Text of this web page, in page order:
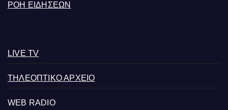
ΡΟΗ ΕΙΔΗΣΕΩΝ
LIVE TV
ΤΗΛΕΟΠΤΙΚΟ ΑΡΧΕΙΟ
WEB RADIO